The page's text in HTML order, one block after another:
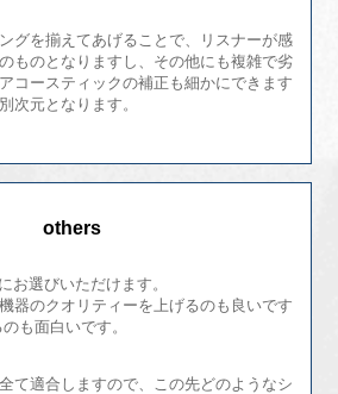
グを揃えてあげることで、リスナーが感
ものとなりますし、その他にも複雑で劣
コースティックの補正も細かにできます
次元となります。
others
お選びいただけます。
器のクオリティーを上げるのも良いです
も面白いです。
て適合しますので、この先どのようなシ